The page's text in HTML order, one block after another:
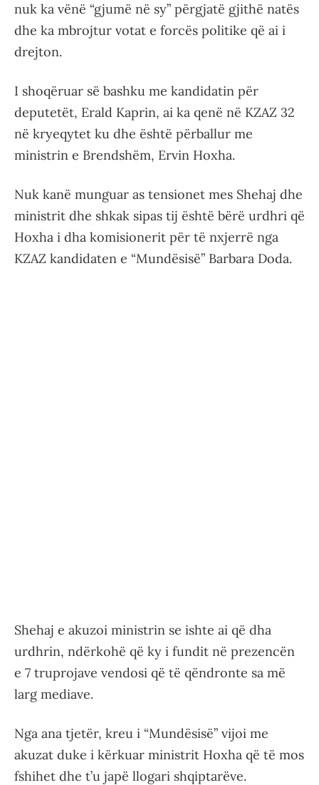
nuk ka vënë “gjumë në sy” përgjatë gjithë natës
dhe ka mbrojtur votat e forcës politike që ai i
drejton.
I shoqëruar së bashku me kandidatin për
deputetët, Erald Kaprin, ai ka qenë në KZAZ 32
në kryeqytet ku dhe është përballur me
ministrin e Brendshëm, Ervin Hoxha.
Nuk kanë munguar as tensionet mes Shehaj dhe
ministrit dhe shkak sipas tij është bërë urdhri që
Hoxha i dha komisionerit për të nxjerrë nga
KZAZ kandidaten e “Mundësisë” Barbara Doda.
Shehaj e akuzoi ministrin se ishte ai që dha
urdhrin, ndërkohë që ky i fundit në prezencën
e 7 truprojave vendosi që të qëndronte sa më
larg mediave.
Nga ana tjetër, kreu i “Mundësisë” vijoi me
akuzat duke i kërkuar ministrit Hoxha që të mos
fshihet dhe t’u japë llogari shqiptarëve.